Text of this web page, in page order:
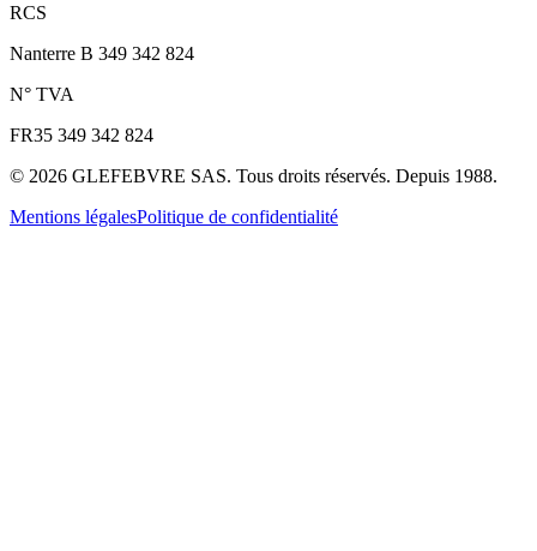
RCS
Nanterre B 349 342 824
N° TVA
FR35 349 342 824
© 2026 GLEFEBVRE SAS. Tous droits réservés. Depuis 1988.
Mentions légalesPolitique de confidentialité